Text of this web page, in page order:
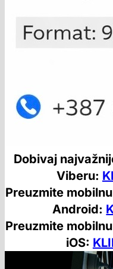
Dobivaj
Viberu:
Preuzmite
Android:
Preuzmite
iOS: